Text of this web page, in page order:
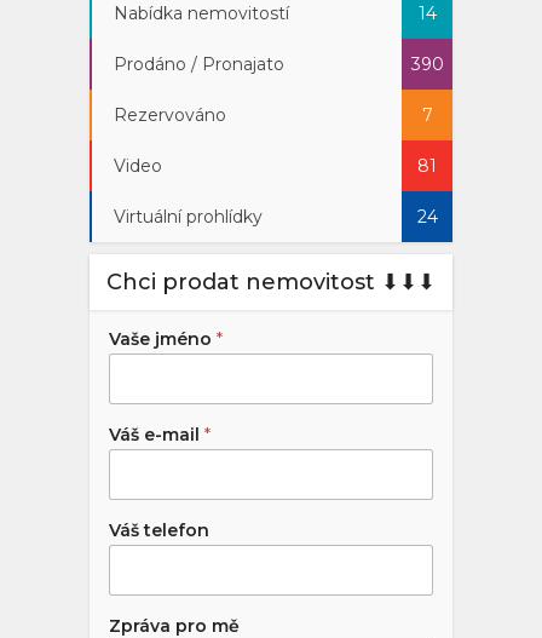
Nabídka nemovitostí 14
Prodáno / Pronajato 390
Rezervováno 7
Video 81
Virtuální prohlídky 24
Chci prodat nemovitost ⬇︎⬇︎⬇︎
Vaše jméno *
Váš e-mail *
Váš telefon
Zpráva pro mě